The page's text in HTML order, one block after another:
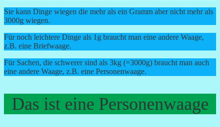
Sie kann Dinge wiegen die mehr als ein Gramm aber nicht mehr als
3000g wiegen.
Für noch leichtere Dinge als 1g braucht man eine andere Waage,
z.B. eine Briefwaage.
Für Sachen, die schwerer sind als 3kg (=3000g) braucht man auch
eine andere Waage, z.B. eine Personenwaage.
Das ist eine Personenwaage